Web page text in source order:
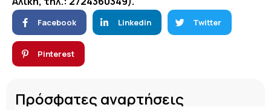
Facebook Linkedin Twitter
Pinterest
Πρόσφατες αναρτήσεις